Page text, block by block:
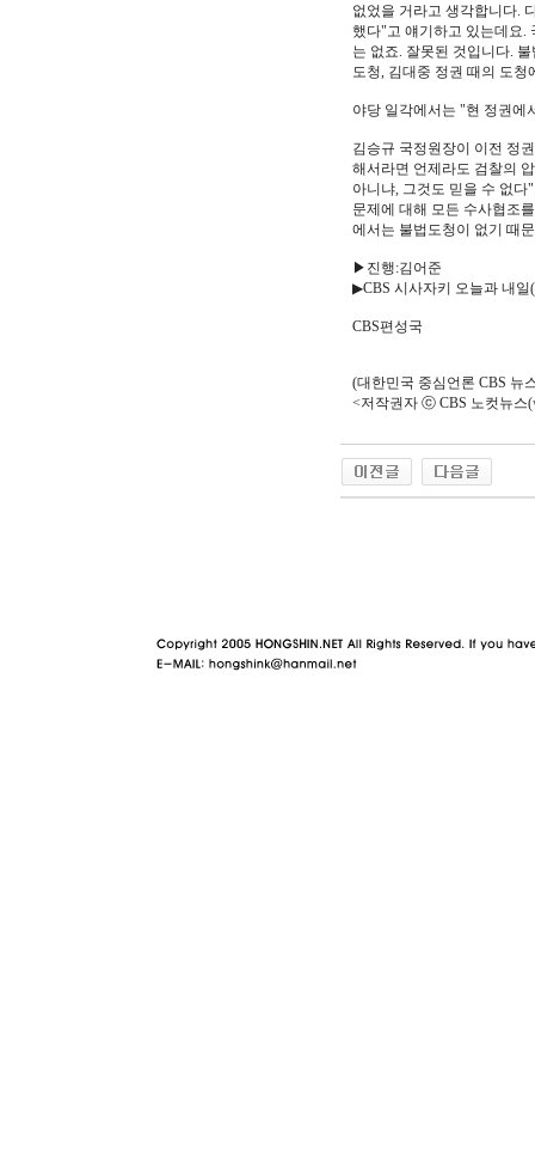
없었을 거라고 생각합니다.
했다"고 얘기하고 있는데요.
는 없죠. 잘못된 것입니다.
도청, 김대중 정권 때의 도
야당 일각에서는 "현 정권에
김승규 국정원장이 이전 정
해서라면 언제라도 검찰의
아니냐, 그것도 믿을 수 없
문제에 대해 모든 수사협조
에서는 불법도청이 없기 때
▶진행:김어준
▶CBS 시사자키 오늘과 내일
CBS편성국
(대한민국 중심언론 CBS 뉴
<저작권자 ⓒ CBS 노컷뉴스(